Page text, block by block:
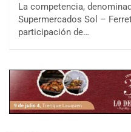
La competencia,
Supermercados Sol –
participación de…